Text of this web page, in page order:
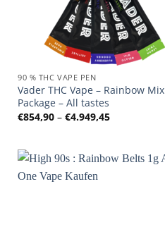
90 % THC VAPE PEN
Vader THC Vape – Rainbow Mix
Package – All tastes
€854,90 –€4.949,45Preisspanne: